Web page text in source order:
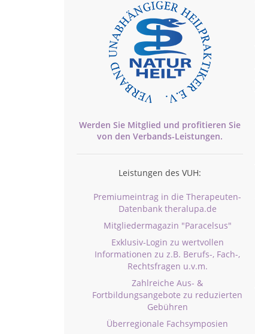
Werden Sie Mitglied und profitieren Sie
von den Verbands-Leistungen.
Leistungen des VUH:
Premiumeintrag in die Therapeuten-
Datenbank theralupa.de
Mitgliedermagazin "Paracelsus"
Exklusiv-Login zu wertvollen
Informationen zu z.B. Berufs-, Fach-,
Rechtsfragen u.v.m.
Zahlreiche Aus- &
Fortbildungsangebote zu reduzierten
Gebühren
Überregionale Fachsymposien